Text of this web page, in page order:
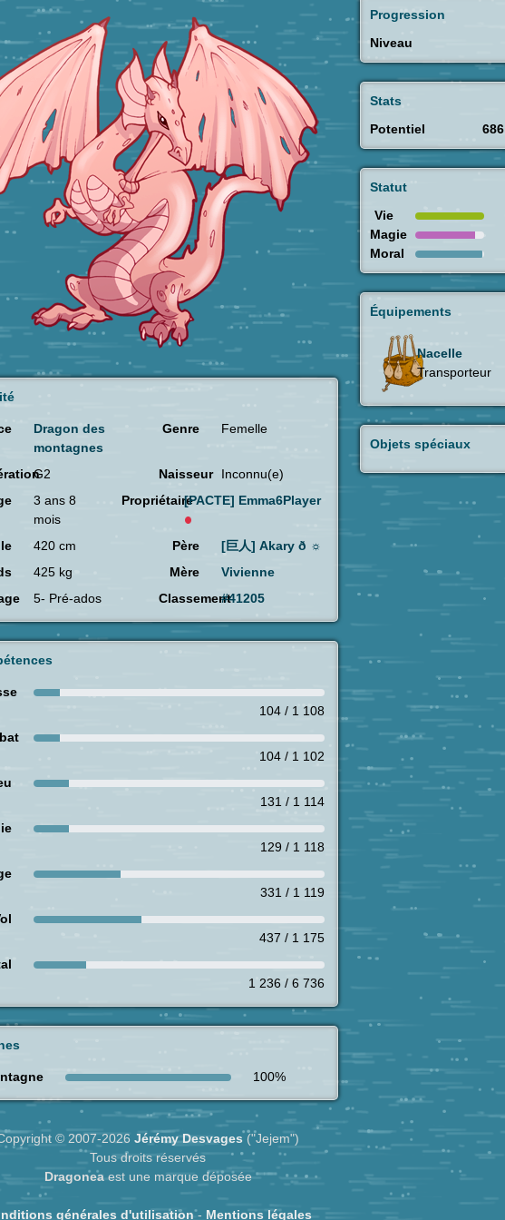
Dragon des
montagnes
Genre Femelle
G2 Naisseur
Inconnu(e)
3 ans 8
mois
Propriétaire[PACTE] Emma6Player
420 cm Père
[巨人] Akary ð ☼
425 kg Mère
Vivienne
5- Pré-ados Classement#41205
104 / 1 108
104 / 1 102
131 / 1 114
129 / 1 118
331 / 1 119
437 / 1 175
1 236 / 6 736
100%
Progression
Niveau
Stats
Potentiel
686
Statut
Vie
Magie
Moral
Équipements
Nacelle
Transporteur
Objets spéciaux
© 2007-2026 Jérémy Desvages ("Jejem")
Tous droits réservés
Dragoneaest une marque déposée
générales d'utilisation- Mentions légales